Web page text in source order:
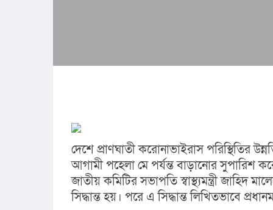
দেশে প্রাণঘাতী করোনাভাইরাস পরিস্থিতির
আগামী পহেলা মে পর্যন্ত বাড়ানোর সুপারিশ
জাতীয় কমিটির সভাপতি স্বাস্থ্যমন্ত্রী জাহিদ
সিদ্ধান্ত হয়। পরে এ সিদ্ধান্ত লিখিতভাবে